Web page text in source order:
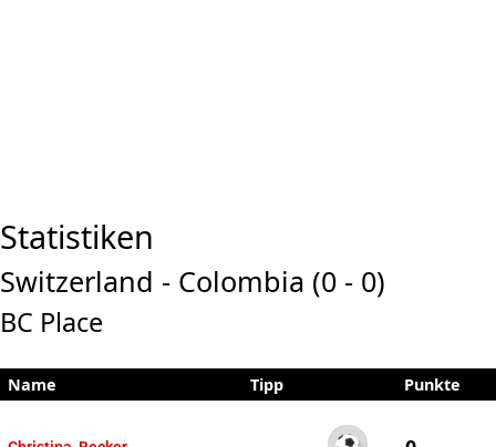
Statistiken
Switzerland - Colombia (0 - 0)
BC Place
Name Tipp Punkte